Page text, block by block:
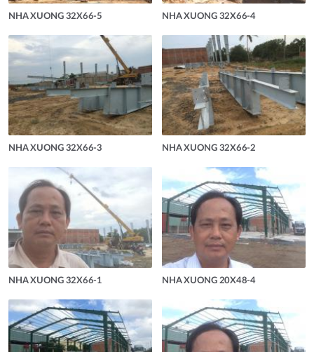
NHA XUONG 32X66-5 NHA XUONG 32X66-4
NHA XUONG 32X66-3 NHA XUONG 32X66-2
NHA XUONG 32X66-1 NHA XUONG 20X48-4